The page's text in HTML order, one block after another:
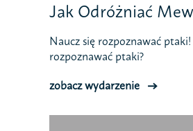
Jak Odróżniać
Naucz się rozpoznawać
rozpoznawać ptaki?
zobacz wydarzenie